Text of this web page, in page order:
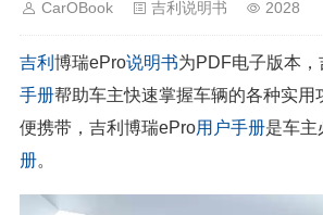
CarOBook 吉利说明书 2028
吉利 博瑞ePro说明书为PDF电子版本
手册帮助车主快速掌握车辆的各种实用
便携带，吉利博瑞ePro用户手册是车主
册。